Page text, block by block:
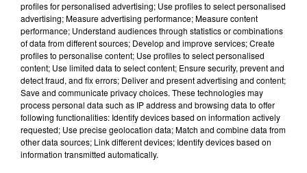
0:00 10 min 18 sec
12 février 2021 - 10 min 18 sec
Shynn Radio Show du 13/02/2021 Partie 1
profiles for personalised advertising; Use profiles to select personalised
advertising; Measure advertising performance; Measure content
performance; Understand audiences through statistics or combinations
of data from different sources; Develop and improve services; Create
profiles to personalise content; Use profiles to select personalised
content; Use limited data to select content; Ensure security, prevent and
detect fraud, and fix errors; Deliver and present advertising and content;
Save and communicate privacy choices. These technologies may
process personal data such as IP address and browsing data to offer
following functionalities: Identify devices based on information actively
requested; Use precise geolocation data; Match and combine data from
other data sources; Link different devices; Identify devices based on
information transmitted automatically.